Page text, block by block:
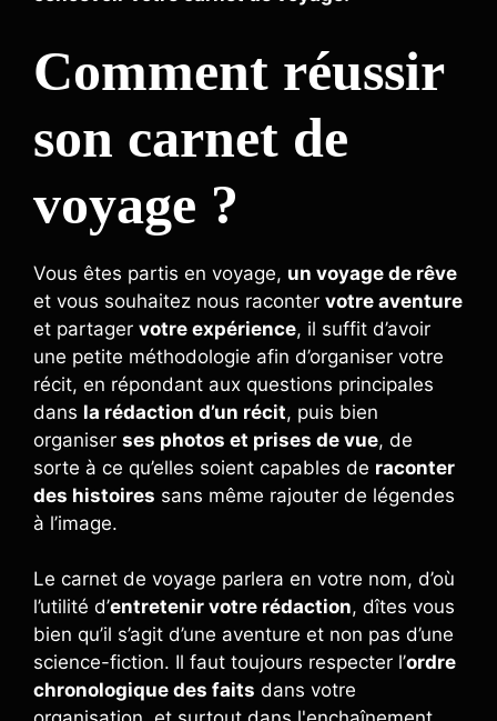
Comment réussir
son carnet de
voyage ?
Vous êtes partis en voyage, un voyage de rêve
et vous souhaitez nous raconter votre aventure
et partager votre expérience, il suffit d’avoir
une petite méthodologie afin d’organiser votre
récit, en répondant aux questions principales
dans la rédaction d’un récit, puis bien
organiser ses photos et prises de vue, de
sorte à ce qu’elles soient capables de raconter
des histoires sans même rajouter de légendes
à l’image.
Le carnet de voyage parlera en votre nom, d’où
l’utilité d’entretenir votre rédaction, dîtes vous
bien qu’il s’agit d’une aventure et non pas d’une
science-fiction. Il faut toujours respecter l’ordre
chronologique des faits dans votre